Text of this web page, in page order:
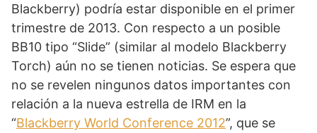
Blackberry) podría estar disponible en el primer
trimestre de 2013. Con respecto a un posible
BB10 tipo “Slide” (similar al modelo Blackberry
Torch) aún no se tienen noticias. Se espera que
no se revelen ningunos datos importantes con
relación a la nueva estrella de IRM en la
“Blackberry World Conference 2012”, que se